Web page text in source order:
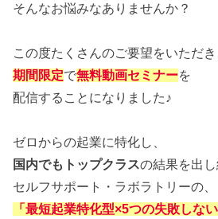
そんなお悩みなありませんか？
この度たくさんのご要望をいただき
期間限定で無料動画セミナーを
配信することになりました♪
ゼロからの起業に特化し、
国内でもトップクラスの結果を出し
セルフサポート・ラボラトリーの、
「最短起業特化型×5つの失敗しない